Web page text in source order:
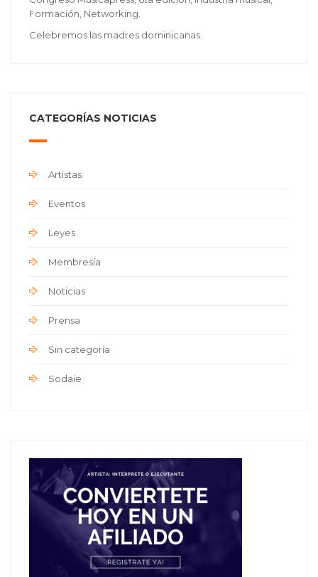
Formación, Networking.
Celebremos las madres dominicanas.
CATEGORÍAS NOTICIAS
Artistas
Eventos
Leyes
Membresía
Noticias
Prensa
Sin categoría
Sodaie